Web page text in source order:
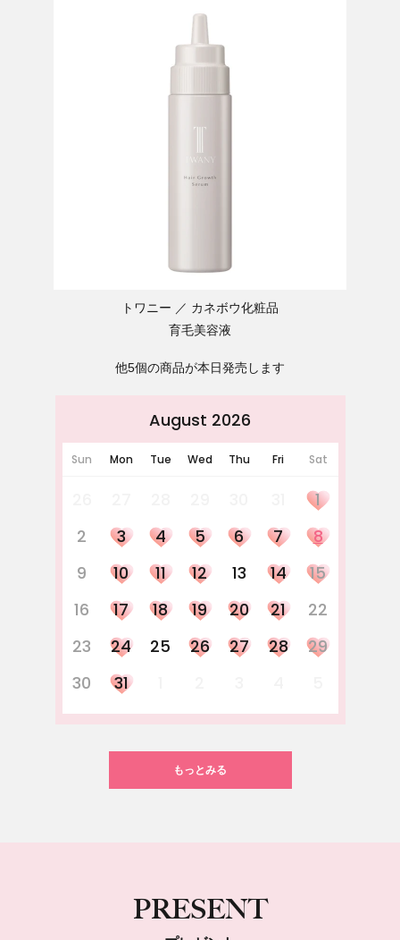
トワニー
カネボウ化粧品
育毛美容液
他5個の商品が本日発売します
August 2026
Sun Mon Tue Wed Thu Fri Sat
1
2
3 4 5 6 7
8
9
10 11 12 13 14
15
16
17 18 19 20 21
22
23
24 25 26 27 28
29
30
31
もっとみる
PRESENT